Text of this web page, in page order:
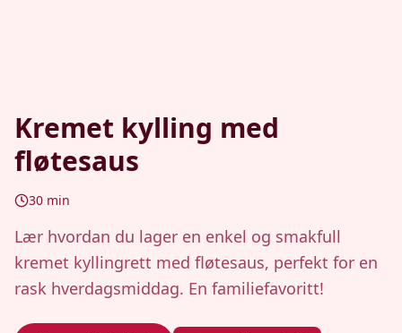
Kremet kylling med
fløtesaus
30 min
Lær hvordan du lager en enkel og smakfull
kremet kyllingrett med fløtesaus, perfekt for en
rask hverdagsmiddag. En familiefavoritt!